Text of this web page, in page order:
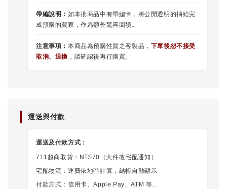
帶編說明： 如本批商品中有帶編卡，將公開透明的抽給完
成預購的買家，作為額外驚喜回饋。
注意事項： 本商品為預購性質之客製品， 下單後恕不接受
取消、退換 ，請確認後再行購買。
運送與付款
運送及付款方式：
711超商取貨：NT$70（大件改宅配通知）
宅配物流：運費依地區計算，結帳自動顯示
付款方式：信用卡、Apple Pay、ATM 等...